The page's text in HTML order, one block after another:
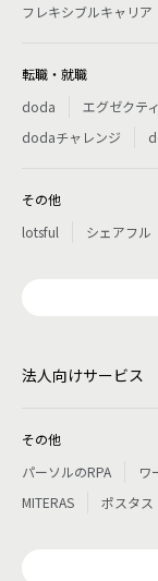
フレキシブルキャリア
転職・就職
doda
エグゼクテ
dodaチャレンジ
その他
lotsful
シェアフル
法人向けサービス
その他
パーソルのRPA
ワ
MITERAS
ポスタス